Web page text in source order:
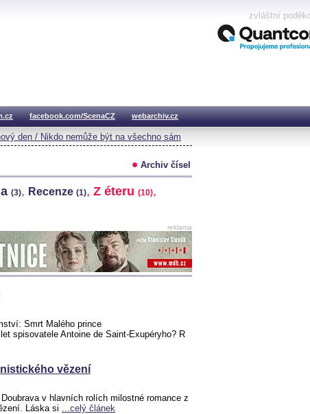
zvláštní
facebook.com/ScenaCZ webarchiv.cz
den / Nikdo nemůže být na všechno sám
Archiv čísel
(3), Recenze (1), Z éteru (10),
reklama
Smrt Malého prince
spisovatele Antoine de Saint-Exupéryho? R
vězení
v hlavních rolích milostné romance z
Láska si ...celý článek